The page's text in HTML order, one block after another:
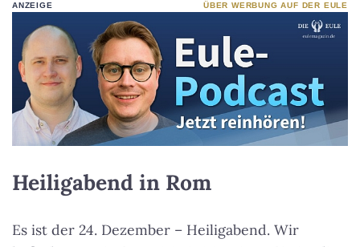
ANZEIGE ÜBER WERBUNG AUF DER EULE
Heiligabend in Rom
Es ist der 24. Dezember – Heiligabend. Wir